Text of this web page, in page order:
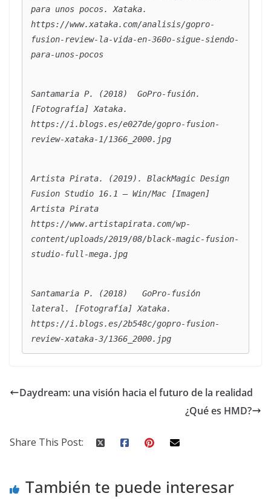
para unos pocos.
Xataka.
https://www.xataka.com/analisis/gopro-
fusion-review-la-vida-en-360o-sigue-siendo-
para-unos-pocos
Santamaria P. (2018) GoPro-fusión.
[Fotografía] Xataka.
https://i.blogs.es/e027de/gopro-fusion-
review-xataka-1/1366_2000.jpg
Artista Pirata. (2019). BlackMagic Design
Fusion Studio 16.1 – Win/Mac [Imagen]
Artista Pirata
https://www.artistapirata.com/wp-
content/uploads/2019/08/black-magic-fusion-
studio-full-mega.jpg
Santamaria P. (2018) GoPro-fusión
lateral.
[Fotografía] Xataka.
https://i.blogs.es/2b548c/gopro-fusion-
review-xataka-3/1366_2000.jpg
Daydream: una visión hacia el futuro de la realidad
¿Qué es HMD?
Share This Post:
También te puede interesar